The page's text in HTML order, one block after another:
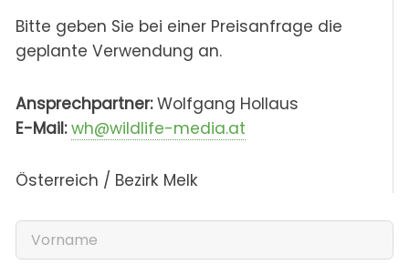
Bitte geben Sie bei einer Preisanfrage die
geplante Verwendung an.
Ansprechpartner:Wolfgang Hollaus
E-Mail: wh@wildlife-media.at
Österreich / Bezirk Melk